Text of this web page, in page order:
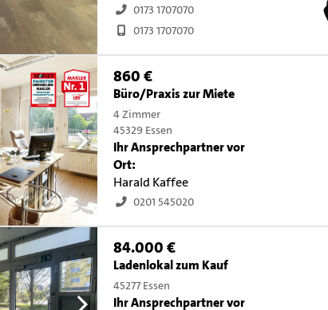
0173 1707070
0173 1707070
860 €
Büro/Praxis zur Miete
4 Zimmer
45329 Essen
Ihr Ansprechpartner vor
Ort:
Harald Kaffee
0201 545020
84.000 €
Ladenlokal zum Kauf
45277 Essen
Ihr Ansprechpartner vor